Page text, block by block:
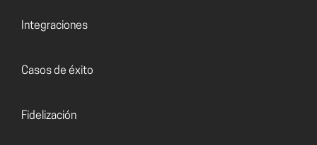
Integraciones
Casos de éxito
Fidelización